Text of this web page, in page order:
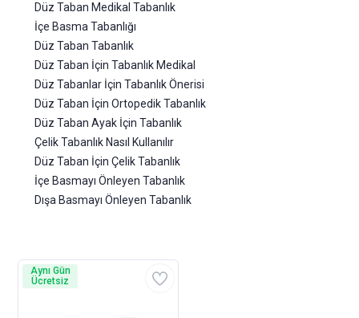
Düz Taban Medikal Tabanlık
İçe Basma Tabanlığı
Düz Taban Tabanlık
Düz Taban İçin Tabanlık Medikal
Düz Tabanlar İçin Tabanlık Önerisi
Düz Taban İçin Ortopedik Tabanlık
Düz Taban Ayak İçin Tabanlık
Çelik Tabanlık Nasıl Kullanılır
Düz Taban İçin Çelik Tabanlık
İçe Basmayı Önleyen Tabanlık
Dışa Basmayı Önleyen Tabanlık
Aynı Gün
Ücretsiz